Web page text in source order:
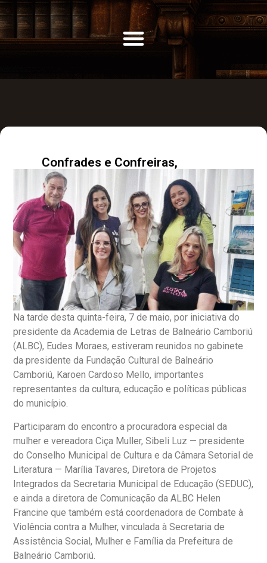
Confrades e Confreiras,
Na tarde desta quinta-feira, 7 de maio, por iniciativa do
presidente da Academia de Letras de Balneário Camboriú
(ALBC), Eudes Moraes, estiveram reunidos no gabinete
da presidente da Fundação Cultural de Balneário
Camboriú, Karoen Cardoso Mello, importantes
representantes da cultura, educação e políticas públicas
do município.
Participaram do encontro a procuradora especial da
mulher e vereadora Ciça Muller, Sibeli Luz — presidente
do Conselho Municipal de Cultura e da Câmara Setorial de
Literatura — Marília Tavares, Diretora de Projetos
Integrados da Secretaria Municipal de Educação (SEDUC),
e ainda a diretora de Comunicação da ALBC Helen
Francine que também está coordenadora de Combate à
Violência contra a Mulher, vinculada à Secretaria de
Assistência Social, Mulher e Família da Prefeitura de
Balneário Camboriú.